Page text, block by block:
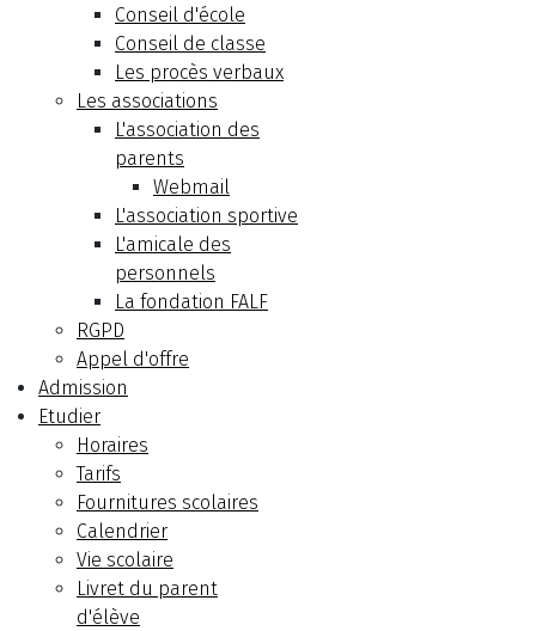
Conseil d'école
Conseil de classe
Les procès verbaux
Les associations
L'association des
parents
Webmail
L'association sportive
L'amicale des
personnels
La fondation FALF
RGPD
Appel d'offre
Admission
Etudier
Horaires
Tarifs
Fournitures scolaires
Calendrier
Vie scolaire
Livret du parent
d'élève